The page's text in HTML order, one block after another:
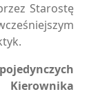
Starostę